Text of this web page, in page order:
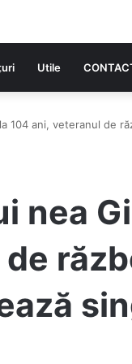
Utile
104 ani, veteranul de
nea